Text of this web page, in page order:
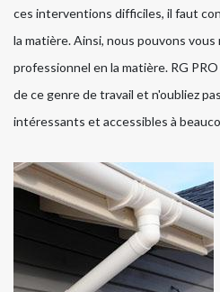
ces interventions difficiles, il faut
la matière. Ainsi, nous pouvons
professionnel en la matière. RG
de ce genre de travail et n'oubliez
intéressants et accessibles à